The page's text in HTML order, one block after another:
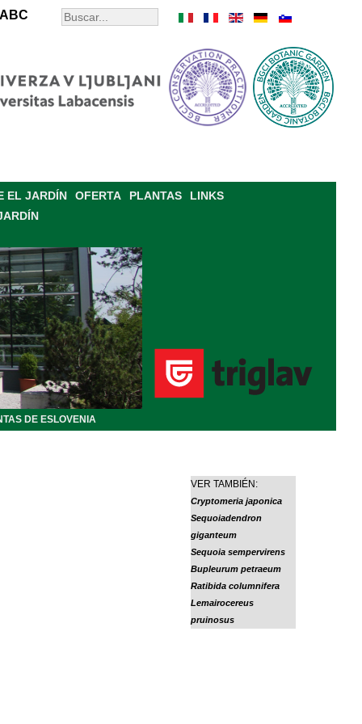
ABC
EL JARDÍN OFERTA PLANTAS
LINKS
DE ESLOVENIA
VER TAMBIÉN:
Cryptomeria japonica
Sequoiadendron
giganteum
Sequoia sempervirens
Bupleurum petraeum
Ratibida columnifera
Lemairocereus
pruinosus